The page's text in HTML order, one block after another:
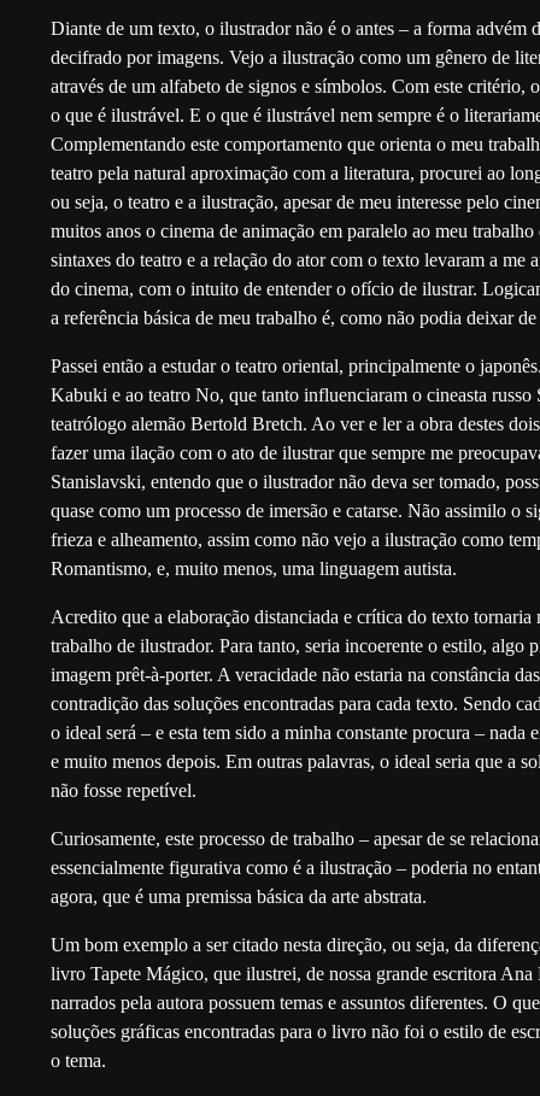
Diante de um texto, o ilustrador não é o antes – a forma advém
decifrado por imagens. Vejo a ilustração como um gênero de
através de um alfabeto de signos e símbolos. Com este critério,
o que é ilustrável. E o que é ilustrável nem sempre é o
Complementando este comportamento que orienta o meu
teatro pela natural aproximação com a literatura, procurei ao
ou seja, o teatro e a ilustração, apesar de meu interesse pelo
muitos anos o cinema de animação em paralelo ao meu
sintaxes do teatro e a relação do ator com o texto levaram a me
do cinema, com o intuito de entender o ofício de ilustrar.
a referência básica de meu trabalho é, como não podia deixar
Passei então a estudar o teatro oriental, principalmente o
Kabuki e ao teatro No, que tanto influenciaram o cineasta russo
teatrólogo alemão Bertold Bretch. Ao ver e ler a obra destes
fazer uma ilação com o ato de ilustrar que sempre me
Stanislavski, entendo que o ilustrador não deva ser tomado,
quase como um processo de imersão e catarse. Não assimilo o
frieza e alheamento, assim como não vejo a ilustração como
Romantismo, e, muito menos, uma linguagem autista.
Acredito que a elaboração distanciada e crítica do texto
trabalho de ilustrador. Para tanto, seria incoerente o estilo, algo
imagem prêt-à-porter. A veracidade não estaria na constância
contradição das soluções encontradas para cada texto. Sendo
o ideal será – e esta tem sido a minha constante procura – nada
e muito menos depois. Em outras palavras, o ideal seria que a
não fosse repetível.
Curiosamente, este processo de trabalho – apesar de se
essencialmente figurativa como é a ilustração – poderia no
agora, que é uma premissa básica da arte abstrata.
Um bom exemplo a ser citado nesta direção, ou seja, da
livro Tapete Mágico, que ilustrei, de nossa grande escritora
narrados pela autora possuem temas e assuntos diferentes. O
soluções gráficas encontradas para o livro não foi o estilo de
o tema.